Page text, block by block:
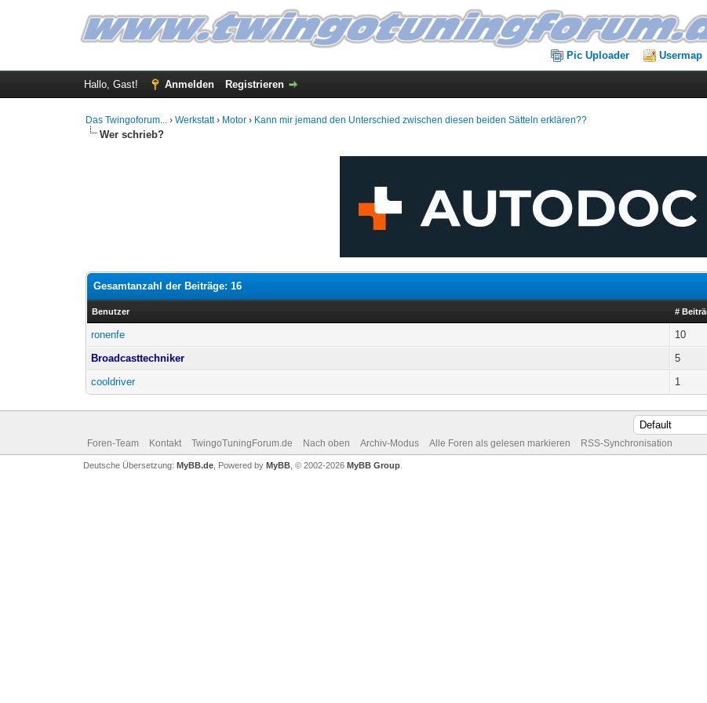
Pic Uploader Usermap
Hallo, Gast! Anmelden Registrieren
Das Twingoforum... ›Werkstatt› Motor › Kann mir jemand den Unterschied zwischen diesen beiden Sätteln erklären??
Wer schrieb?
Gesamtanzahl der Beiträge: 16
Benutzer #
ronenfe
10
Broadcasttechniker
5
cooldriver
1
Foren-Team Kontakt TwingoTuningForum.de Nach oben Archiv-Modus Alle Foren als gelesen markieren RSS-Synchronisation
Deutsche Übersetzung: MyBB.de, Powered by MyBB, © 2002-2026 MyBB Group.